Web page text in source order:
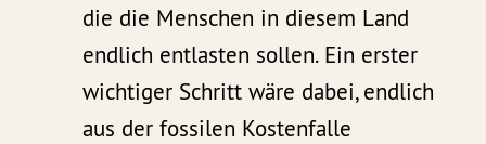
die die Menschen in diesem Land
endlich entlasten sollen. Ein erster
wichtiger Schritt wäre dabei, endlich
aus der fossilen Kostenfalle